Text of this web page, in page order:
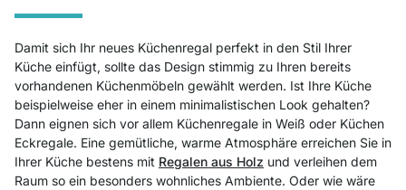
Damit sich Ihr neues Küchenregal perfekt in den Stil Ihrer
Küche einfügt, sollte das Design stimmig zu Ihren bereits
vorhandenen Küchenmöbeln gewählt werden. Ist Ihre Küche
beispielweise eher in einem minimalistischen Look gehalten?
Dann eignen sich vor allem Küchenregale in Weiß oder Küchen
Eckregale. Eine gemütliche, warme Atmosphäre erreichen Sie in
Ihrer Küche bestens mit Regalen aus Holz und verleihen dem
Raum so ein besonders wohnliches Ambiente. Oder wie wäre